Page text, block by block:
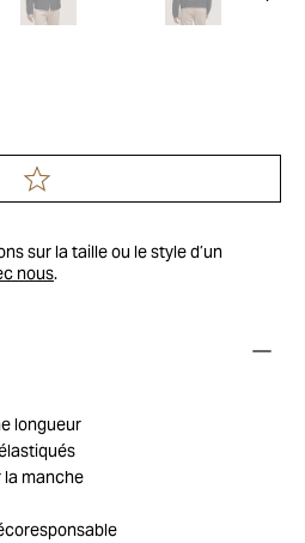
sur la taille ou le style d’un
nous.
longueur
la manche